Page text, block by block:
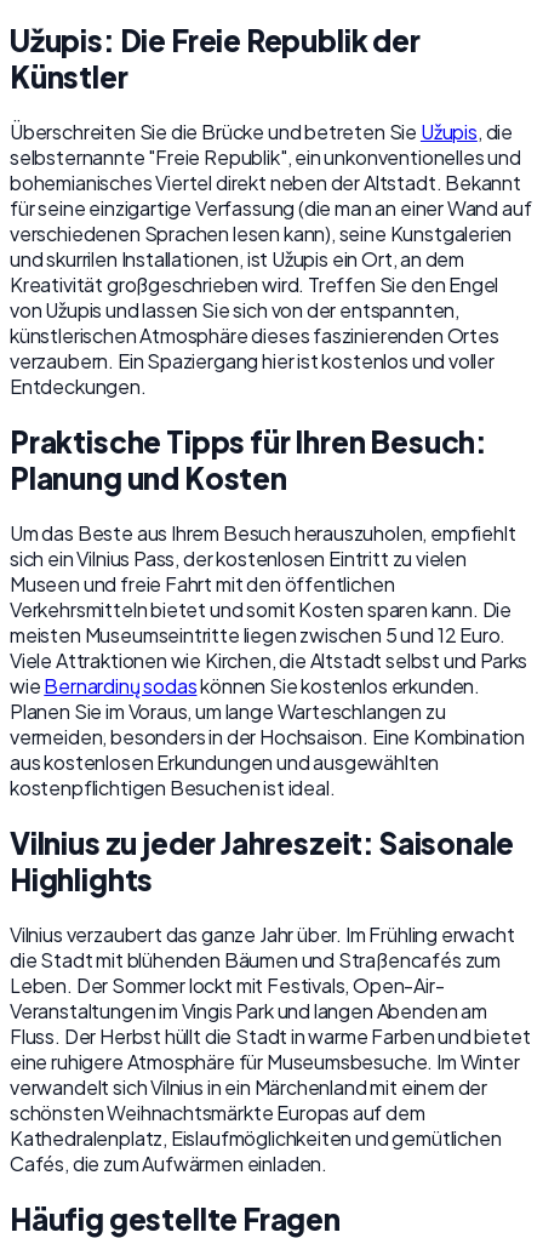
Užupis: Die Freie Republik der
Künstler
Überschreiten Sie die Brücke und betreten Sie Užupis, die
selbsternannte "Freie Republik", ein unkonventionelles und
bohemianisches Viertel direkt neben der Altstadt. Bekannt
für seine einzigartige Verfassung (die man an einer Wand auf
verschiedenen Sprachen lesen kann), seine Kunstgalerien
und skurrilen Installationen, ist Užupis ein Ort, an dem
Kreativität großgeschrieben wird. Treffen Sie den Engel
von Užupis und lassen Sie sich von der entspannten,
künstlerischen Atmosphäre dieses faszinierenden Ortes
verzaubern. Ein Spaziergang hier ist kostenlos und voller
Entdeckungen.
Praktische Tipps für Ihren Besuch:
Planung und Kosten
Um das Beste aus Ihrem Besuch herauszuholen, empfiehlt
sich ein Vilnius Pass, der kostenlosen Eintritt zu vielen
Museen und freie Fahrt mit den öffentlichen
Verkehrsmitteln bietet und somit Kosten sparen kann. Die
meisten Museumseintritte liegen zwischen 5 und 12 Euro.
Viele Attraktionen wie Kirchen, die Altstadt selbst und Parks
wieBernardinų sodaskönnen Sie kostenlos erkunden.
Planen Sie im Voraus, um lange Warteschlangen zu
vermeiden, besonders in der Hochsaison. Eine Kombination
aus kostenlosen Erkundungen und ausgewählten
kostenpflichtigen Besuchen ist ideal.
Vilnius zu jeder Jahreszeit: Saisonale
Highlights
Vilnius verzaubert das ganze Jahr über. Im Frühling erwacht
die Stadt mit blühenden Bäumen und Straßencafés zum
Leben. Der Sommer lockt mit Festivals, Open-Air-
Veranstaltungen im Vingis Park und langen Abenden am
Fluss. Der Herbst hüllt die Stadt in warme Farben und bietet
eine ruhigere Atmosphäre für Museumsbesuche. Im Winter
verwandelt sich Vilnius in ein Märchenland mit einem der
schönsten Weihnachtsmärkte Europas auf dem
Kathedralenplatz, Eislaufmöglichkeiten und gemütlichen
Cafés, die zum Aufwärmen einladen.
Häufig gestellte Fragen